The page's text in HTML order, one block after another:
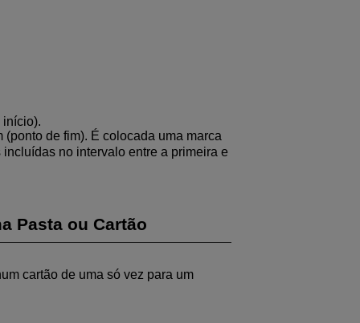
início).
de fim). É colocada uma marca
no intervalo entre a primeira e
Pasta ou Cartão
cartão de uma só vez para um